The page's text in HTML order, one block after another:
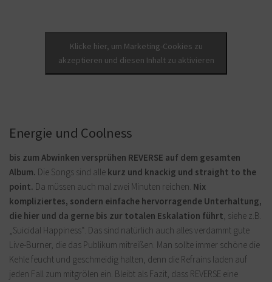
Klicke hier, um Marketing-Cookies zu
akzeptieren und diesen Inhalt zu aktivieren
Energie und Coolness
bis zum Abwinken versprühen REVERSE auf dem gesamten
Album. Die Songs sind alle kurz und knackig und straight to the
point. Da müssen auch mal zwei Minuten reichen. Nix
kompliziertes, sondern einfache hervorragende Unterhaltung,
die hier und da gerne bis zur totalen Eskalation führt, siehe z.B.
„Suicidal Happiness“. Das sind natürlich auch alles verdammt gute
Live-Burner, die das Publikum mitreißen. Man sollte immer schöne die
Kehle feucht und geschmeidig halten, denn die Refrains laden auf
jeden Fall zum mitgrölen ein. Bleibt als Fazit, dass REVERSE eine